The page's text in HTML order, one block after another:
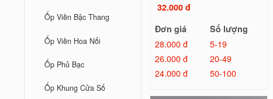
Ốp Viền Bậc Thang
Ốp Viền Hoa Nổi
Ốp Phủ Bạc
Ốp Khung Cửa Sổ
32.000 đ
Đơn giá
Số lượng
28.000 đ
5-19
26.000 đ
20-49
24.000 đ
50-100